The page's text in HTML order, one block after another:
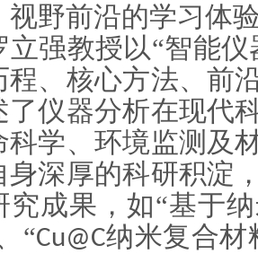
视野前沿的学习体
立强教授以“智能仪
程、核心方法、前
了仪器分析在现代
科学、环境监测及
身深厚的科研积淀
究成果，如“基于
“Cu@C纳米复合材